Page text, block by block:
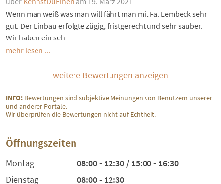
Wenn man weiß was man will fährt man mit Fa. Lembeck sehr
gut. Der Einbau erfolgte zügig, fristgerecht und sehr sauber.
Wir haben ein seh
mehr lesen ...
weitere Bewertungen anzeigen
INFO: Bewertungen sind subjektive Meinungen von Benutzern unserer
und anderer Portale.
Wir überprüfen die Bewertungen nicht auf Echtheit.
Öffnungszeiten
Montag
08:00 - 12:30 / 15:00 - 16:30
Dienstag
08:00 - 12:30